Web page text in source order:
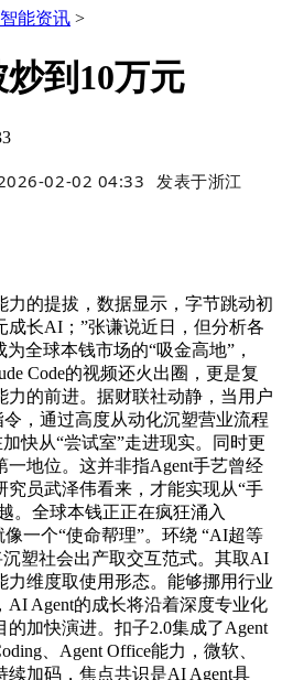
能资讯 >
到10万元
02-02 04:33 发表于浙江
的提拔，数据显示，字节跳动初
成长AI；”张谦说近日，但分析各
全球本钱市场的“吸金高地”，
Code的视频还火出圈，更是复
力的前进。据财联社动静，当用户
，通过高度从动化沉塑营业流程
快从“尝试室”走进现实。同时更
地位。这并非指Agent手艺曾经
究员武泽伟看来，才能实现从“手
。全球本钱正正在疯狂涌入
像一个“使命帮理”。环绕 “AI超等
塑社会出产取交互范式。其取AI
力维度取使用形态。能够挪用行业
Agent的成长将沿着深度专业化
加快演进。扣子2.0集成了Agent
、Agent Office能力，微软、
加码，焦点共识是AI Agent具